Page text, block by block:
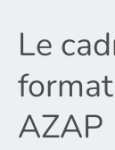
Le
AZAP